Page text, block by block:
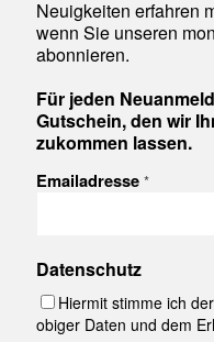
Neuigkeiten erfahren
wenn Sie unseren
abonnieren.
Für jeden
Gutschein, den wir
zukommen lassen.
Emailadresse*
Datenschutz
Hiermit stimme ich
obiger Daten und dem